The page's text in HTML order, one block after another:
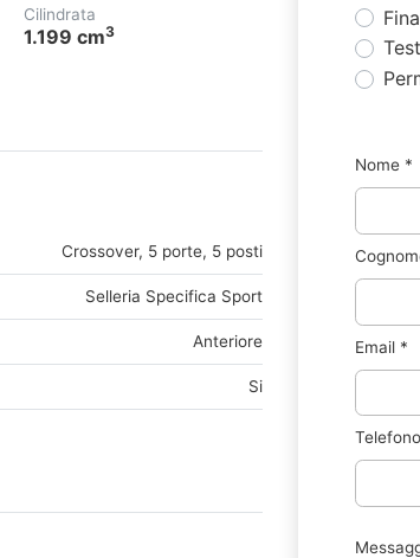
Cilindrata
1.199 cm3
Crossover, 5 porte, 5 posti
Selleria Specifica Sport
Anteriore
Si
Nome *
Email *
Telefono